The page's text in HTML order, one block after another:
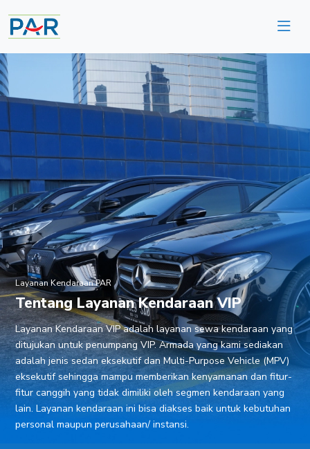
Layanan Kendaraan PAR
Tentang Layanan Kendaraan VIP
Layanan Kendaraan VIP adalah layanan sewa kendaraan yang
ditujukan untuk penumpang VIP. Armada yang kami sediakan
adalah jenis sedan eksekutif dan Multi-Purpose Vehicle (MPV)
eksekutif sehingga mampu memberikan kenyamanan dan fitur-
fitur canggih yang tidak dimiliki oleh segmen kendaraan yang
lain. Layanan kendaraan ini bisa diakses baik untuk kebutuhan
personal maupun perusahaan/ instansi.